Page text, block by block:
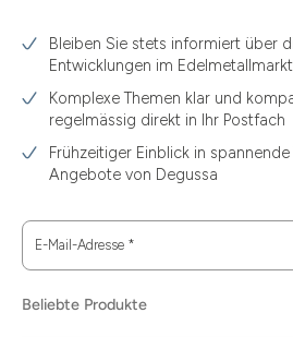
Bleiben Sie stets informiert über
Entwicklungen im Edelmetallmarkt
Komplexe Themen klar und
regelmässig direkt in Ihr Postfach
Frühzeitiger Einblick in
Angebote von Degussa
E-Mail-Adresse *
Beliebte Produkte